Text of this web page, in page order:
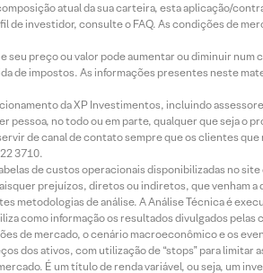
atual da sua carteira, esta aplicação/
investidor, consulte o FAQ. As condições de
preço ou valor pode aumentar ou diminuir
de impostos. As informações presentes neste
da XP Investimentos, incluindo
pessoa, no todo ou em parte, qualquer que seja
de canal de contato sempre que os clientes
3710.
de custos operacionais disponibilizadas no
prejuízos, diretos ou indiretos, que venham
metodologias de análise. A Análise Técnica é
como informação os resultados divulgados
de mercado, o cenário macroeconômico e os
dos ativos, com utilização de “stops” para limitar
É um título de renda variável, ou seja, um